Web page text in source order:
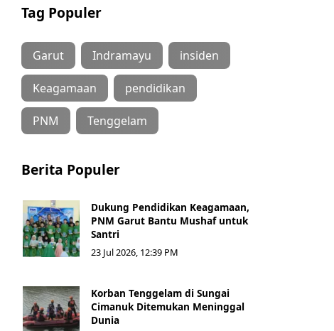
Tag Populer
Garut Indramayu insiden
Keagamaan pendidikan
PNM Tenggelam
Berita Populer
Dukung Pendidikan Keagamaan,
PNM Garut Bantu Mushaf untuk
Santri
23 Jul 2026, 12:39 PM
Korban Tenggelam di Sungai
Cimanuk Ditemukan Meninggal
Dunia